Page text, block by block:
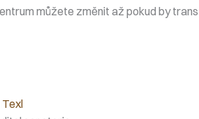
můžete změnit až pokud by
Texl